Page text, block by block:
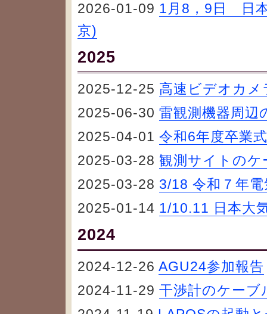
2026-01-09 1月8，9日 日
京)
2025
2025-12-25 高速ビデオカメ
2025-06-30 雷観測機器周辺
2025-04-01 令和6年度卒業式
2025-03-28 観測サイトのケ
2025-03-28 3/18 令和７年
2025-01-14 1/10.11 日本大
2024
2024-12-26 AGU24参加報告
2024-11-29 干渉計のケーブ